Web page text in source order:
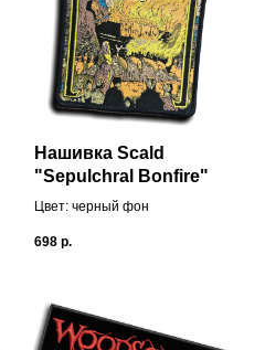
Нашивка Scald
"Sepulchral Bonfire"
Цвет: черный фон
698 р.